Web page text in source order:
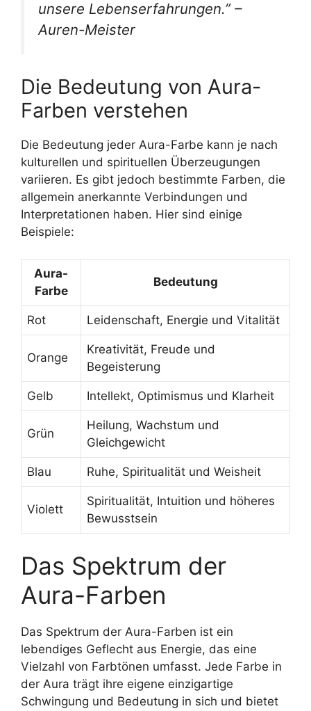
unsere Lebenserfahrungen.” –
Auren-Meister
Die Bedeutung von Aura-
Farben verstehen
Die Bedeutung jeder Aura-Farbe kann je nach
kulturellen und spirituellen Überzeugungen
variieren. Es gibt jedoch bestimmte Farben, die
allgemein anerkannte Verbindungen und
Interpretationen haben. Hier sind einige
Beispiele:
Aura-
Farbe
Bedeutung
Rot Leidenschaft, Energie und Vitalität
Orange
Kreativität, Freude und
Begeisterung
Gelb Intellekt, Optimismus und Klarheit
Grün
Heilung, Wachstum und
Gleichgewicht
Blau Ruhe, Spiritualität und Weisheit
Violett
Spiritualität, Intuition und höheres
Bewusstsein
Das Spektrum der
Aura-Farben
Das Spektrum der Aura-Farben ist ein
lebendiges Geflecht aus Energie, das eine
Vielzahl von Farbtönen umfasst. Jede Farbe in
der Aura trägt ihre eigene einzigartige
Schwingung und Bedeutung in sich und bietet